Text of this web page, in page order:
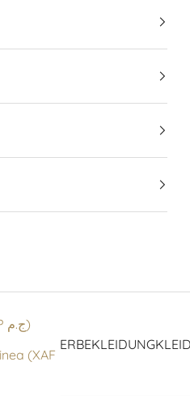
OBERBEKLEIDUNG
Ägypten (EGP ج.م)
(XAF